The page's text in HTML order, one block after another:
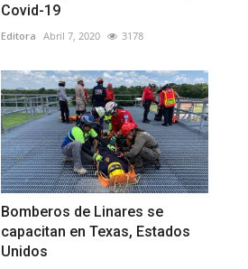
Covid-19
Editora Abril 7, 2020 3178
Bomberos de Linares se
capacitan en Texas, Estados
Unidos